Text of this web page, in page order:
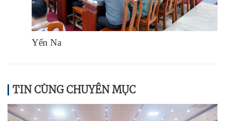
Yến Na
TIN CÙNG CHUYÊN MỤC